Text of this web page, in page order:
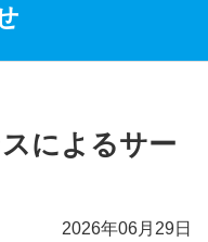
によるサー
2026年06月29日